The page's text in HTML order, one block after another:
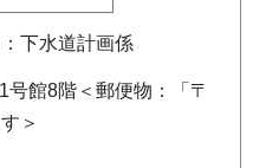
下水道計画係
館8階＜郵便物：「〒
＞